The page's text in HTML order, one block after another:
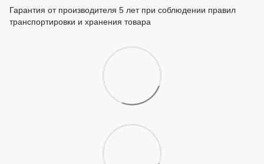
Гарантия от производителя 5 лет при соблюдении правил
транспортировки и хранения товара